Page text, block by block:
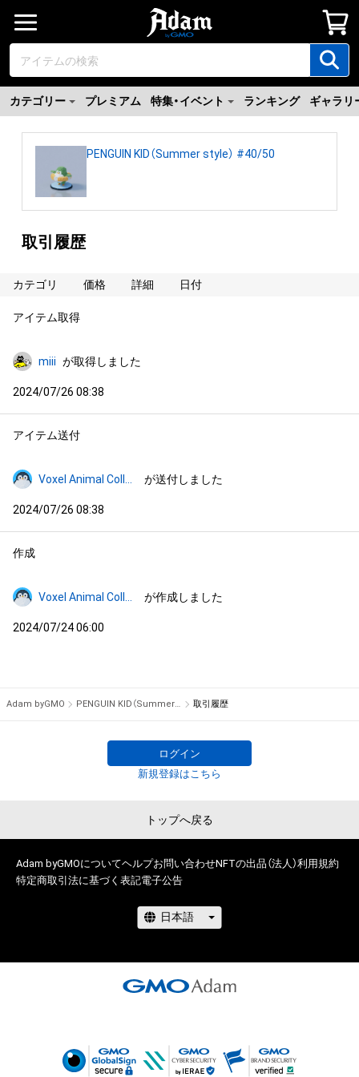
カテゴリー プレミアム 特集・イベント ランキング ギャラリ
PENGUIN KID（Summer style） #40/50
取引履歴
カテゴリ 価格 詳細 日付
アイテム取得
miii が取得しました
2024/07/26 08:38
アイテム送付
が送付しました
2024/07/26 08:38
作成
が作成しました
2024/07/24 06:00
Adam byGMO PENGUIN KID（Summer style） #40/50 取引履歴
ログイン
新規登録はこちら
トップへ戻る
Adam byGMOについてヘルプお問い合わせNFTの出品（法人）利用規約
特定商取引法に基づく表記電子公告